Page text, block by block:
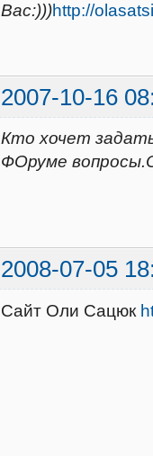
Вас:)))http://
2007-10-16
Кто хочет
ФОруме
2008-07-05
Сайт Оли Сацюк